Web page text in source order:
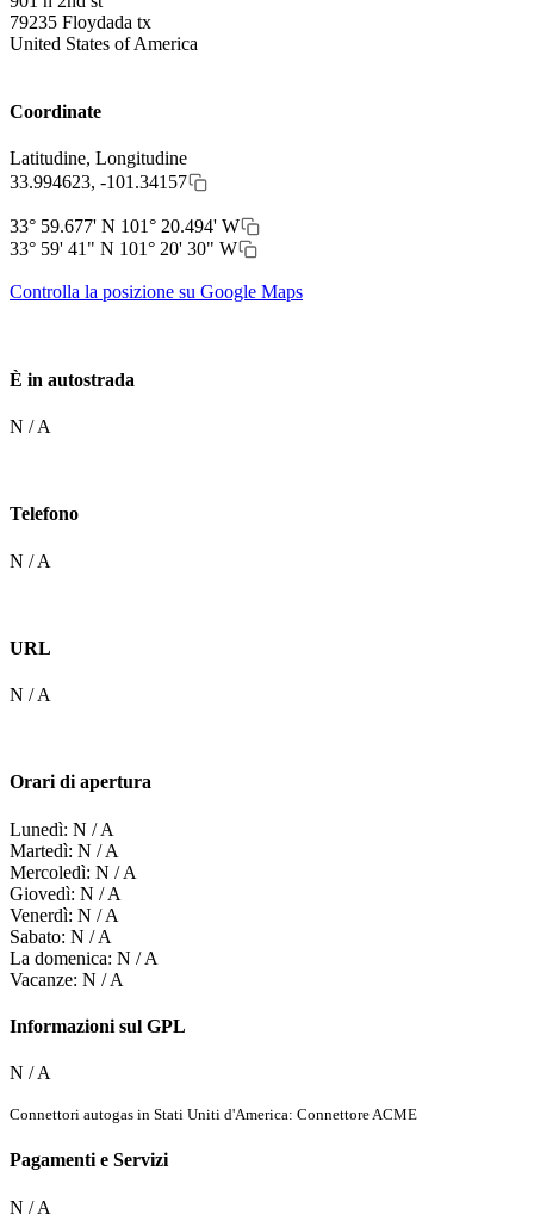
79235 Floydada tx
United States of America
Coordinate
Latitudine, Longitudine
33.994623, -101.34157
33° 59.677' N 101° 20.494' W
33° 59' 41" N 101° 20' 30" W
Controlla la posizione su Google Maps
È in autostrada
N / A
Telefono
N / A
URL
N / A
Orari di apertura
Lunedì: N / A
Martedì: N / A
Mercoledì: N / A
Giovedì: N / A
Venerdì: N / A
Sabato: N / A
La domenica: N / A
Vacanze: N / A
Informazioni sul GPL
N / A
Connettori autogas in Stati Uniti d'America: Connettore ACME
Pagamenti e Servizi
N / A